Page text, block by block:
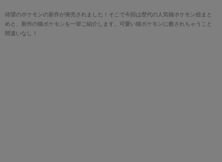
待望のポケモンの新作が発売されました！そこで今回は歴代の人気猫ポケモン総まと
めと、新作の猫ポケモンを一挙ご紹介します。可愛い猫ポケモンに癒されちゃうこと
間違いなし！